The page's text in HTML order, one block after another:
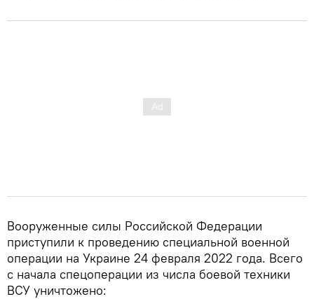
Вооруженные силы Российской Федерации
приступили к проведению специальной военной
операции на Украине 24 февраля 2022 года. Всего
с начала спецоперации из числа боевой техники
ВСУ уничтожено: